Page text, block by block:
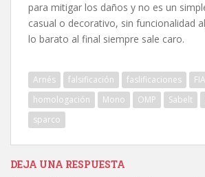
para mitigar los daños y no es un
casual o decorativo, sin funcionalidad
lo barato al final siempre sale caro.
Arnés falsificación faslificaciones
FIA
homologación
Mono OMP Sabelt
sparco
DEJA UNA RESPUESTA